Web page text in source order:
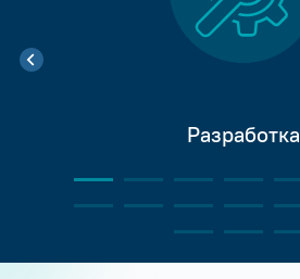
Разработка